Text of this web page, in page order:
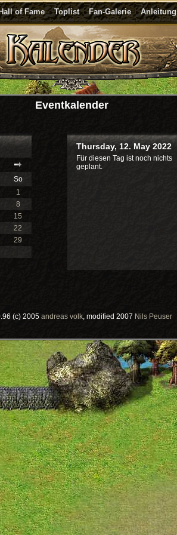
of Fame Toplist Fan-Galerie Anleitung
Eventkalender
So
1
8
15
22
29
Thursday, 12. May 2022
Für diesen Tag ist noch nichts
geplant.
(c) 2005 andreas volk, modified 2007 Nils Peuser